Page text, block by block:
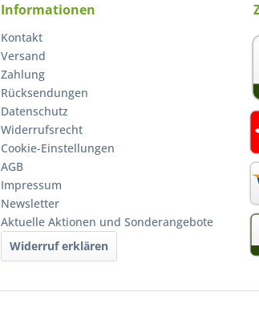
Informationen
Kontakt
Versand
Zahlung
Rücksendungen
Datenschutz
Widerrufsrecht
Cookie-Einstellungen
AGB
Impressum
Newsletter
Aktuelle Aktionen und Sonderangebote
Widerruf erklären